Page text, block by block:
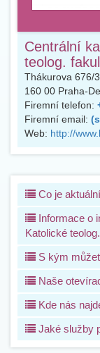
Centrální
teolog.
Thákurova 676/3
160 00 Praha-
Firemní telefon:
Firemní email:
Web: http://
Co je
Informace o
Katolické
S kým
Naše
Kde nás
Jaké služby